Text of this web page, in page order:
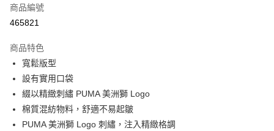
線上付款
Alipay, PayMe, WeChat Pay, UnionPay, FPS
送貨方式
單筆訂單淨值滿$399可享免運費優惠
每筆HK$30.00，滿HK$399.00或以上免運費
滿$599可享澳門免運費優惠
商品編號
465821
商品特色
寬鬆版型
設有實用口袋
綴以精緻刺繡 PUMA 美洲獅 Logo
棉質混紡物料，舒適不易起皺
PUMA 美洲獅 Logo 刺繡，注入精緻格調